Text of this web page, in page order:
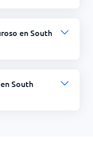
en South
South